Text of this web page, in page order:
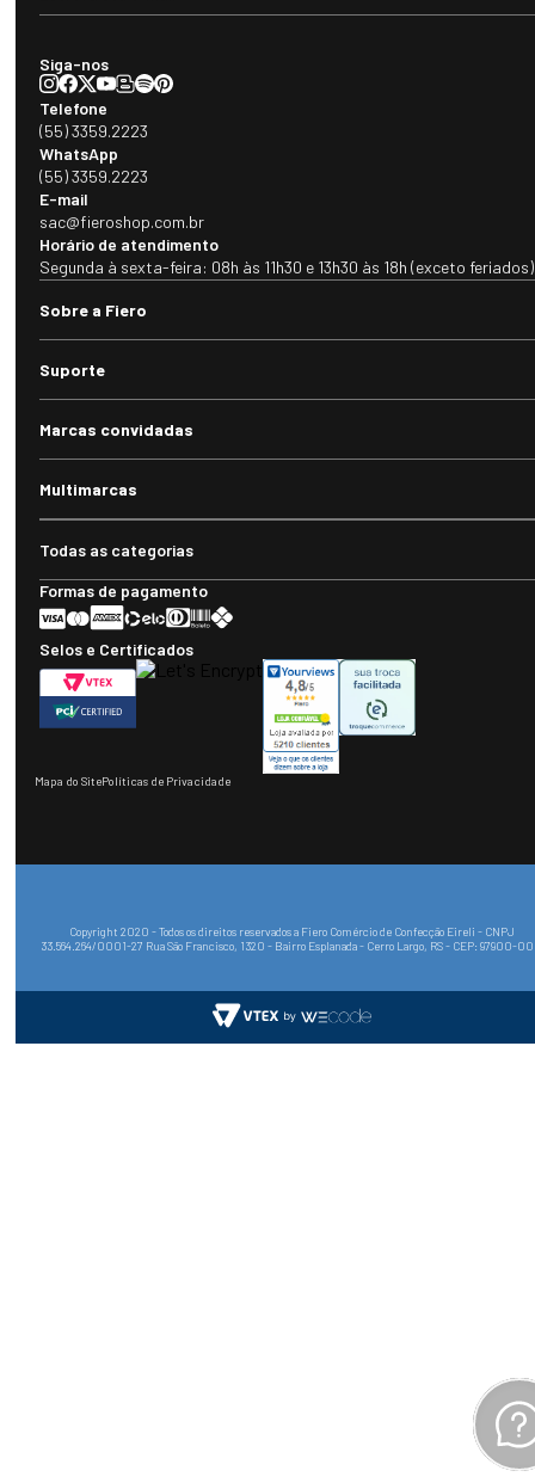
Siga-nos
Telefone
(55) 3359.2223
WhatsApp
(55) 3359.2223
E-mail
sac@fieroshop.com.br
Horário de atendimento
Segunda à sexta-feira: 08h às 11h30 e 13h30 às 18h (exceto feriados)
Sobre a Fiero
Suporte
Marcas convidadas
Multimarcas
Todas as categorias
Formas de pagamento
Selos e Certificados
Mapa do SitePolíticas de Privacidade
Copyright 2020 - Todos os direitos reservados a Fiero Comércio de Confecção Eireli - CNPJ
33.564.264/0001-27 Rua São Francisco, 1320 - Bairro Esplanada - Cerro Largo, RS - CEP: 97900-